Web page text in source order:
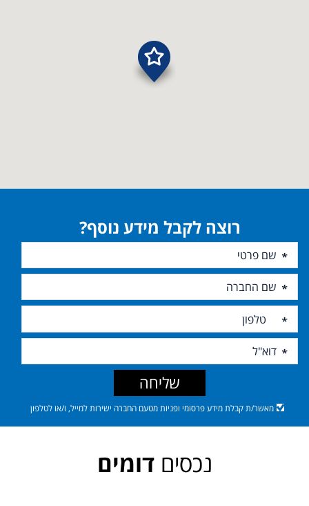
רוצה לקבל מידע נוסף?
מאשר/ת קבלת מידע פרסומי ופניות מטעם החברה ישירות למייל, ו/או לטלפון
שליחה
נכסיםדומים